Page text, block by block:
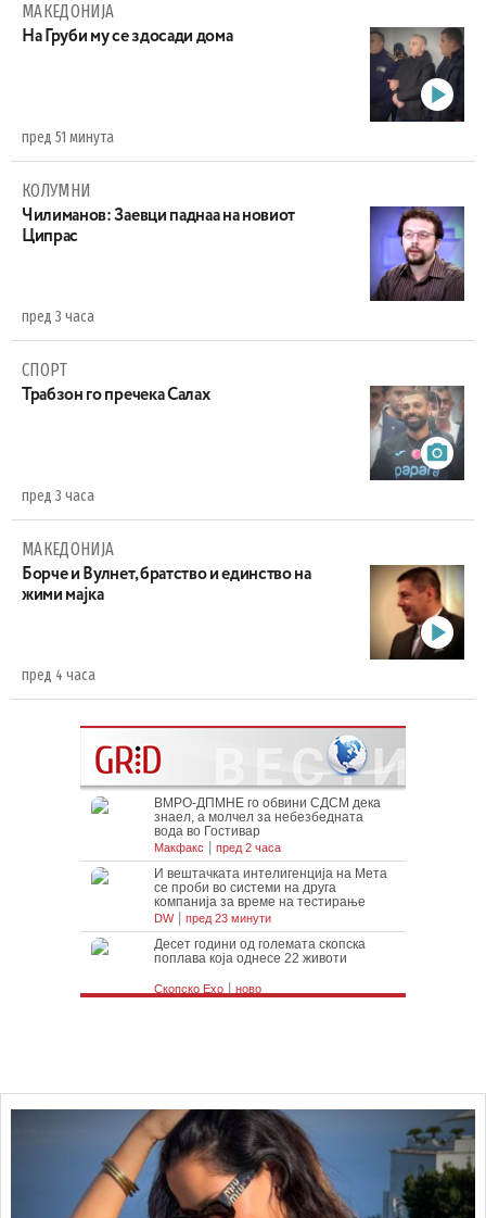
МАКЕДОНИЈА
На Груби му се здосади дома
пред 51 минута
КОЛУМНИ
Чилиманов: Заевци паднаа на новиот
Ципрас
пред 3 часа
СПОРТ
Трабзон го пречека Салах
пред 3 часа
МАКЕДОНИЈА
Борче и Вулнет, братство и единство на
жими мајка
пред 4 часа